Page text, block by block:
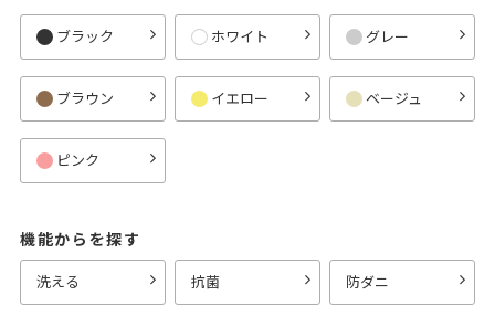
ブラック ホワイト グレー
ブラウン イエロー ベージュ
ピンク
機能からを探す
洗える 抗菌 防ダニ